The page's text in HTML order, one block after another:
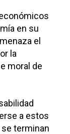
en su
el
la
moral de
a estos
terminan